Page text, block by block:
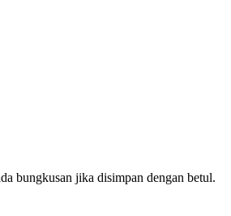
bungkusan jika disimpan dengan betul.